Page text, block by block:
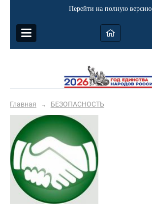
Перейти на полную версию
Главная → БЕЗОПАСНОСТЬ